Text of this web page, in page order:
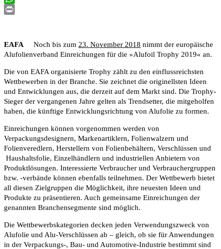
WhatsApp
EAFA Noch bis zum 23. November 2018 nimmt der europäische
Alufolienverband Einreichungen für die »Alufoil Trophy 2019« an.
Die von EAFA organisierte Trophy zählt zu den einflussreichsten
Wettbewerben in der Branche. Sie zeichnet die originellsten Ideen
und Entwicklungen aus, die derzeit auf dem Markt sind. Die Trophy-
Sieger der vergangenen Jahre gelten als Trendsetter, die mitgeholfen
haben, die künftige Entwicklungsrichtung von Alufolie zu formen.
Einreichungen können vorgenommen werden von
Verpackungsdesignern, Markenartiklern, Folienwalzern und
Folienveredlern, Herstellern von Folienbehältern, Verschlüssen und
Haushaltsfolie, Einzelhändlern und industriellen Anbietern von
Produktlösungen. Interessierte Verbraucher und Verbrauchergruppen
bzw. -verbände können ebenfalls teilnehmen. Der Wettbewerb bietet
all diesen Zielgruppen die Möglichkeit, ihre neuesten Ideen und
Produkte zu präsentieren. Auch gemeinsame Einreichungen der
genannten Branchensegmente sind möglich.
Die Wettbewerbskategorien decken jeden Verwendungszweck von
Alufolie und Alu-Verschlüssen ab – gleich, ob sie für Anwendungen
in der Verpackungs-, Bau- und Automotive-Industrie bestimmt sind